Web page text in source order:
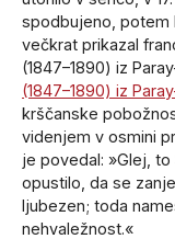
spodbujeno, potem
večkrat prikazal
(1847–1890) iz
(1847–1890) iz
krščanske
videnjem v osmini
je povedal: »Glej,
opustilo, da se
ljubezen; toda
nehvaležnost.«